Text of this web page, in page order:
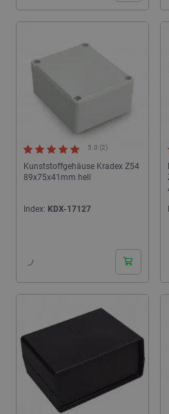
Kunststoffgehäuse Kradex Z54
89x75x41mm hell
5.0 (2)
Index: KDX-17127